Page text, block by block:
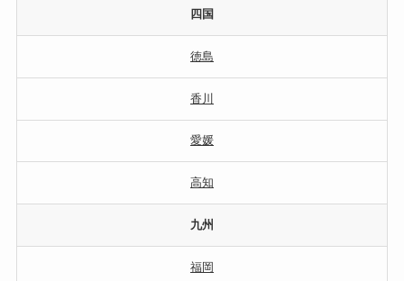
四国
徳島
香川
愛媛
高知
九州
福岡